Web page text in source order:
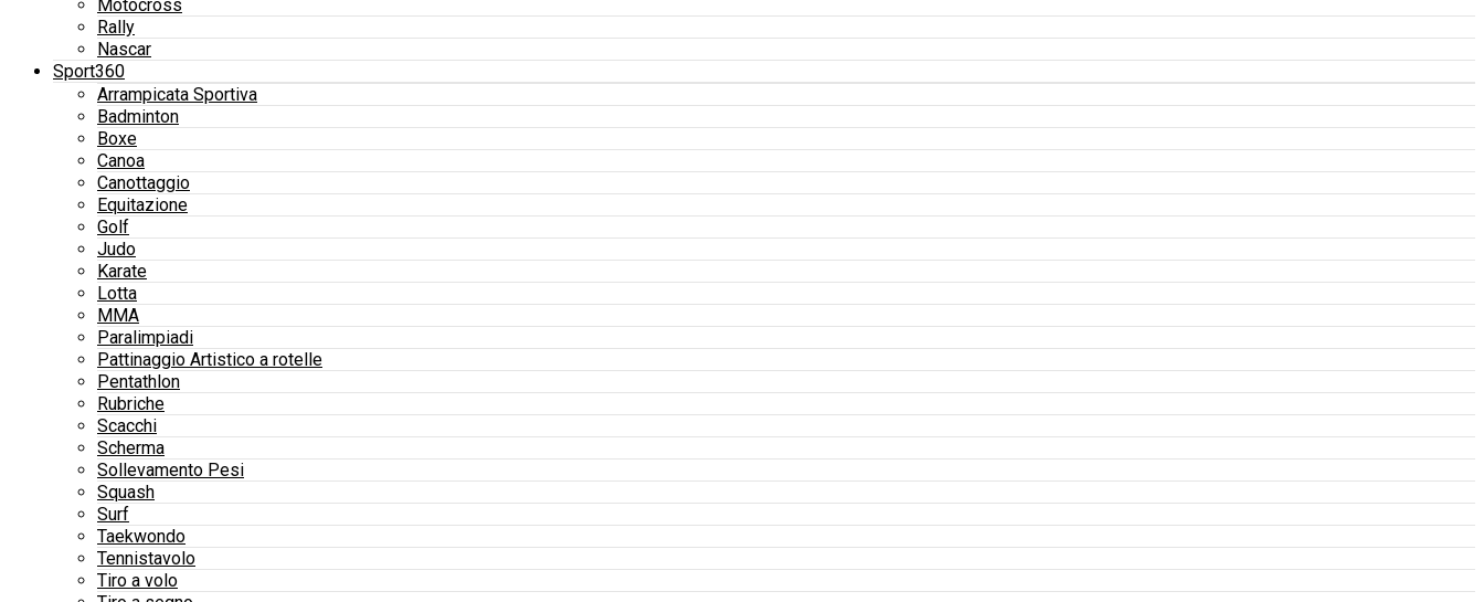
Motocross
Rally
Nascar
Sport360
Arrampicata Sportiva
Badminton
Boxe
Canoa
Canottaggio
Equitazione
Golf
Judo
Karate
Lotta
MMA
Paralimpiadi
Pattinaggio Artistico a rotelle
Pentathlon
Rubriche
Scacchi
Scherma
Sollevamento Pesi
Squash
Surf
Taekwondo
Tennistavolo
Tiro a volo